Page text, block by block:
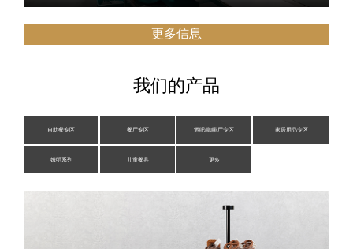
更多信息
我们的产品
自助餐专区 餐厅专区 酒吧/咖啡厅专区 家居用品专区
姆明系列 儿童餐具 更多